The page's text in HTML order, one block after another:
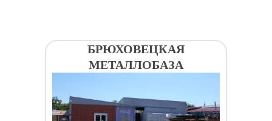
БРЮХОВЕЦКАЯ
МЕТАЛЛОБАЗА